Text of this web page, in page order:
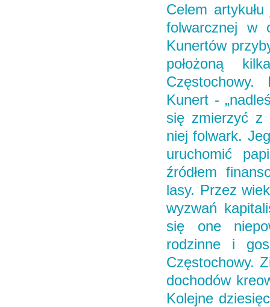
Celem
folwarcznej w
Kunertów
położoną
Częstochowy.
Kunert -
się zmierzyć z
niej folwark.
uruchomić
źródłem
lasy. Przez
wyzwań
się one
rodzinne i
Częstochowy.
dochodów
Kolejne